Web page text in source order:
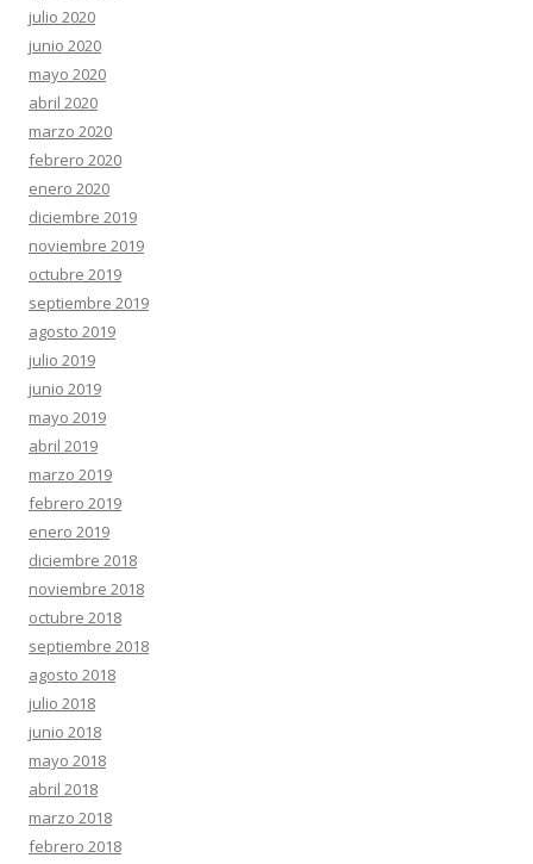
julio 2020
junio 2020
mayo 2020
abril 2020
marzo 2020
febrero 2020
enero 2020
diciembre 2019
noviembre 2019
octubre 2019
septiembre 2019
agosto 2019
julio 2019
junio 2019
mayo 2019
abril 2019
marzo 2019
febrero 2019
enero 2019
diciembre 2018
noviembre 2018
octubre 2018
septiembre 2018
agosto 2018
julio 2018
junio 2018
mayo 2018
abril 2018
marzo 2018
febrero 2018